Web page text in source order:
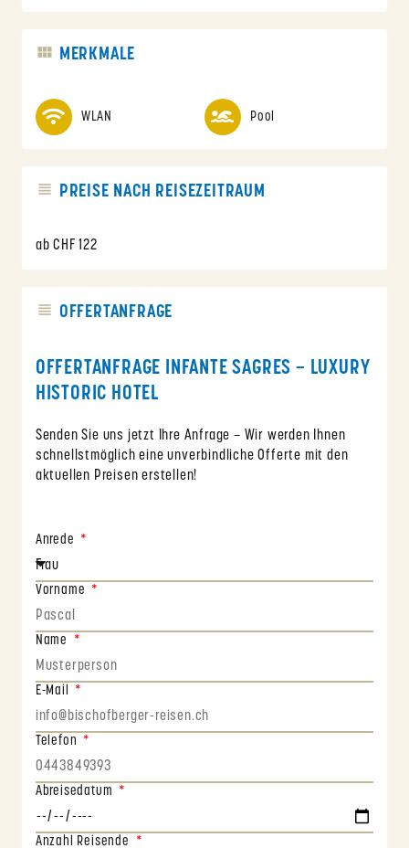
MERKMALE
WLAN Pool
PREISE NACH REISEZEITRAUM
ab CHF 122
OFFERTANFRAGE
OFFERTANFRAGE INFANTE SAGRES – LUXURY
HISTORIC HOTEL
Senden Sie uns jetzt Ihre Anfrage – Wir werden Ihnen
schnellstmöglich eine unverbindliche Offerte mit den
aktuellen Preisen erstellen!
Anrede
Vorname
Name
E-Mail
Telefon
Abreisedatum
Anzahl Reisende